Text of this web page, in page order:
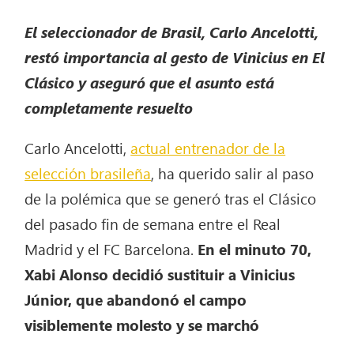
El seleccionador de Brasil, Carlo Ancelotti,
restó importancia al gesto de Vinicius en El
Clásico y aseguró que el asunto está
completamente resuelto
Carlo Ancelotti,actual entrenador de la
selección brasileña, ha querido salir al paso
de la polémica que se generó tras el Clásico
del pasado fin de semana entre el Real
Madrid y el FC Barcelona. En el minuto 70,
Xabi Alonso decidió sustituir a Vinicius
Júnior, que abandonó el campo
visiblemente molesto y se marchó